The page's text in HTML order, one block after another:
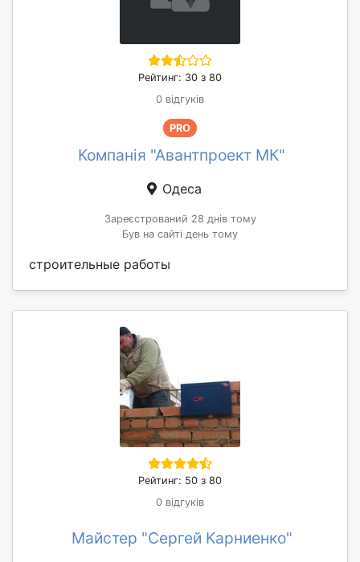
Рейтинг: 30 з 80
0 відгуків
PRO
Компанія "Авантпроект МК"
Одеса
Зареєстрований 28 днів тому
Був на сайті день тому
строительные работы
Рейтинг: 50 з 80
0 відгуків
Майстер "Сергей Карниенко"